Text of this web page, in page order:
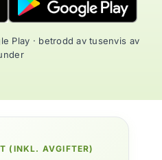
Play · betrodd av tusenvis av
(INKL. AVGIFTER)